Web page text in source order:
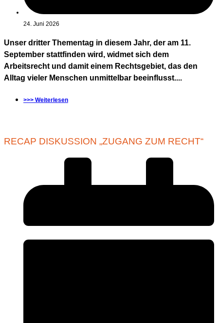
24. Juni 2026
Unser dritter Thementag in diesem Jahr, der am 11.
September stattfinden wird, widmet sich dem
Arbeitsrecht und damit einem Rechtsgebiet, das den
Alltag vieler Menschen unmittelbar beeinflusst....
>>> Weiterlesen
RECAP DISKUSSION „ZUGANG ZUM RECHT“